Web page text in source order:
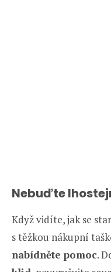
Nebuďte
Když vidíte, jak se
s těžkou nákupní
nabídněte pomoc.